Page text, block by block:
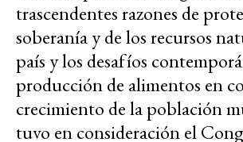
trascendentes razones de
soberanía y de los recursos
país y los desafíos
producción de alimentos en
crecimiento de la población
tuvo en consideración el